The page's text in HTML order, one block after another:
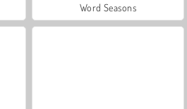
Word Seasons